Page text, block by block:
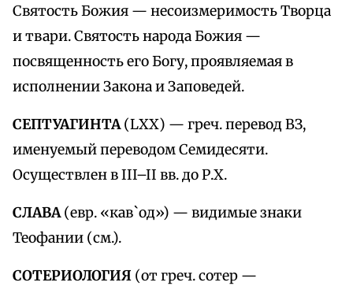
Святость Божия — несоизмеримость Творца
и твари. Святость народа Божия —
посвященность его Богу, проявляемая в
исполнении Закона и Заповедей.
СЕПТУАГИНТА(LXX) — греч. перевод ВЗ,
именуемый переводом Семидесяти.
Осуществлен в III–II вв. до Р.Х.
СЛАВА(евр. «кав`од») — видимые знаки
Теофании (см.).
СОТЕРИОЛОГИЯ (от греч. сотер —